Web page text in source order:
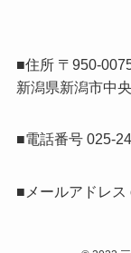
■住所 〒950-
新潟県新潟市中
■電話番号 025-
■メールアドレス